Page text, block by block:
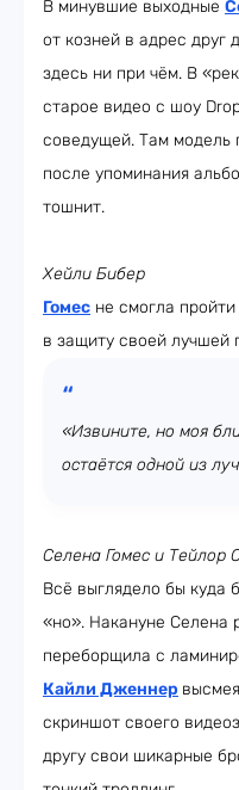
В минувшие выходные
от козней в адрес друг
здесь ни при чём. В
старое видео с шоу
соведущей. Там модель
после упоминания
тошнит.
Хейли Бибер
Гомес не смогла
в защиту своей лучшей
«Извините, но моя
остаётся одной из
Селена Гомес и Тейлор
Всё выглядело бы куда
«но». Накануне Селена
переборщила с
Кайли Дженнер
скриншот своего
другу свои шикарные